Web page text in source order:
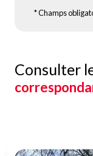
* Champs
Consulter